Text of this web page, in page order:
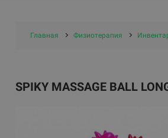
Главная Физиотерапия
SPIKY MASSAGE BALL